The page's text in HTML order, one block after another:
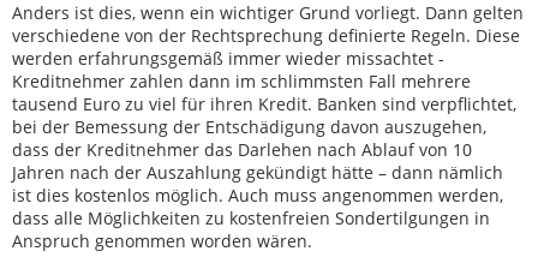
Anders ist dies, wenn ein wichtiger Grund vorliegt. Dann gelten
verschiedene von der Rechtsprechung definierte Regeln. Diese
werden erfahrungsgemäß immer wieder missachtet -
Kreditnehmer zahlen dann im schlimmsten Fall mehrere
tausend Euro zu viel für ihren Kredit. Banken sind verpflichtet,
bei der Bemessung der Entschädigung davon auszugehen,
dass der Kreditnehmer das Darlehen nach Ablauf von 10
Jahren nach der Auszahlung gekündigt hätte – dann nämlich
ist dies kostenlos möglich. Auch muss angenommen werden,
dass alle Möglichkeiten zu kostenfreien Sondertilgungen in
Anspruch genommen worden wären.